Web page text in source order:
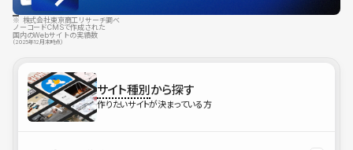
※ 株式会社東京商工リサーチ調べ
ノーコードCMSで作成された
国内のWebサイトの実績数
（2025年12月末時点）
サイト種別から探す
作りたいサイトが決まっている方